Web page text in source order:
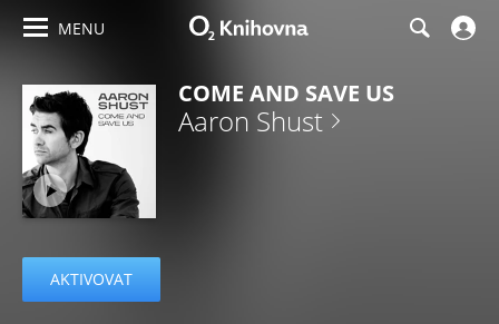
MENU
COME AND SAVE US
Aaron Shust
AKTIVOVAT